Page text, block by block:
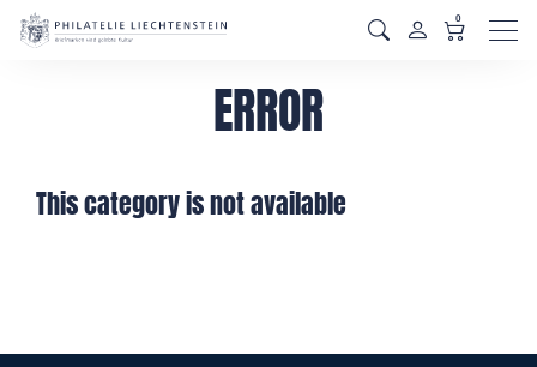
0
ERROR
This category is not available